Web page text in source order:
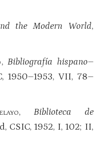
the Modern World,
,Bibliografía hispano–
1950–1953, VII, 78–
,Biblioteca de
CSIC, 1952, I, 102; II,